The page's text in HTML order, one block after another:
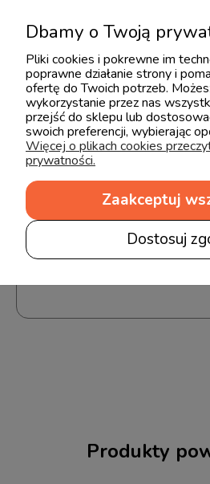
Opinie o produkcie
Imię lub pseudonim:
Twoja opinia:
Produkty
Dbamy o Twoją
Pliki cookies i pokrewne im
poprawne działanie strony i
ofertę do Twoich potrzeb.
wykorzystanie przez nas
przejść do sklepu lub
swoich preferencji, wybierając
Więcej o plikach cookies
prywatności.
Dostosuj
Zaakceptuj